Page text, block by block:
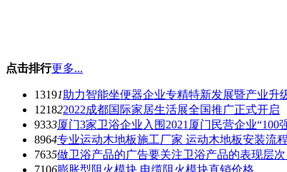
点击排行更多...
13191 助力智能坐便器企业专精特新发展暨产业升
121822022成都国际家居生活展全国推广正式开启
9333厦门3家卫浴企业入围2021厦门民营企业“100
8964专业运动木地板施工厂家 运动木地板安装流程
7635做卫浴产品的广告要关注卫浴产品的表现层
7106膨胀型阻火模块 电缆阻火模块直销价格